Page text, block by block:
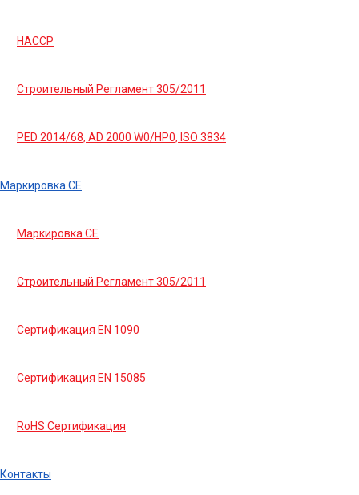
HACCP
Строительный Регламент 305/2011
PED 2014/68, AD 2000 W0/HP0, ISO 3834
Маркировка СЕ
Маркировка СЕ
Строительный Регламент 305/2011
Сертификация EN 1090
Сертификация EN 15085
RoHS Сертификация
Контакты